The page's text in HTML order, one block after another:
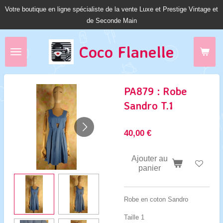
Passer
Coco Flanelle
Votre boutique en ligne spécialiste de la vente Luxe et Prestige Vintage et
de Seconde Main
PA879 : Robe
Sandro T.1
40,00 €
Ajouter au
panier
Robe en coton Sandro
Taille 1